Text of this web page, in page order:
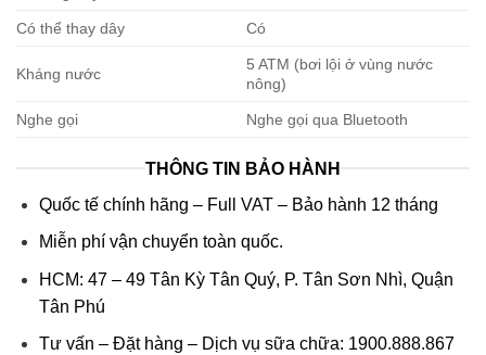
Có thể thay dây Có
Kháng nước
5 ATM (bơi lội ở vùng nước
nông)
Nghe gọi Nghe gọi qua Bluetooth
THÔNG TIN BẢO HÀNH
Quốc tế chính hãng – Full VAT – Bảo hành 12 tháng
Miễn phí vận chuyển toàn quốc.
HCM: 47 – 49 Tân Kỳ Tân Quý, P. Tân Sơn Nhì, Quận
Tân Phú
Tư vấn – Đặt hàng – Dịch vụ sữa chữa: 1900.888.867